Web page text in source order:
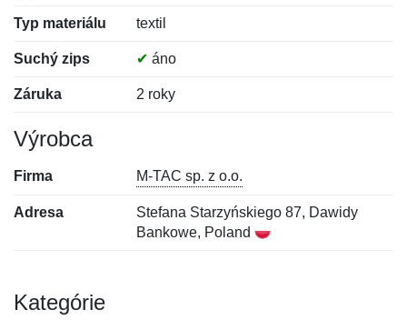
Typ materiálu textil
Suchý zips ✔ áno
Záruka 2 roky
Výrobca
Firma M-TAC sp. z o.o.
Adresa
Stefana Starzyńskiego 87, Dawidy
Bankowe, Poland
Kategórie